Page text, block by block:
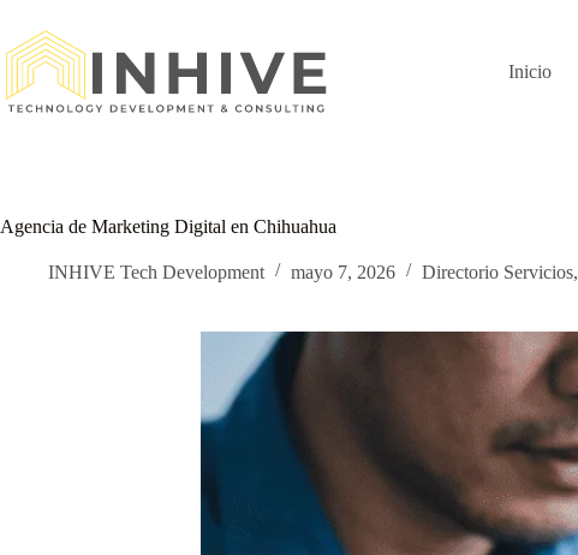
contenido
Inicio
Agencia de Marketing Digital en Chihuahua
INHIVE Tech Development mayo 7, 2026 Directorio Servicios,